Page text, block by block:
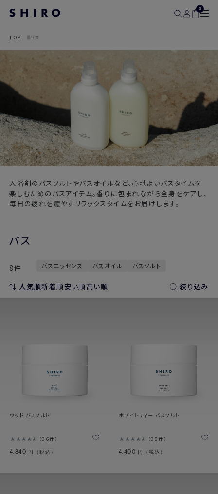
0
TOP バス
入浴剤のバスソルトやバスオイルなど、心地よいバスタイムを
楽しむためのバスアイテム。香りに包まれながら全身をケアし、
毎日の疲れを癒やすリラックスタイムをお届けします。
バス
8件 バスエッセンス バスオイル バスソルト
人気順新着順安い順高い順 絞り込み
ウッド バスソルト
96件
4,840 円（税込）
ホワイトティー バスソルト
90件
4,400 円（税込）